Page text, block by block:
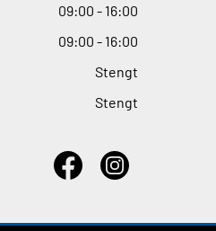
09:00 - 16:00
09:00 - 16:00
Stengt
Stengt